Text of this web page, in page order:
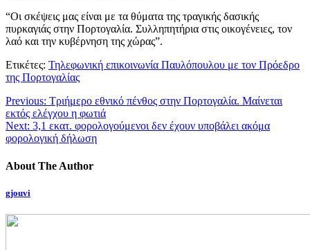
“Οι σκέψεις μας είναι με τα θύματα της τραγικής δασικής
πυρκαγιάς στην Πορτογαλία. Συλληπητήρια στις οικογένειες, τον
λαό και την κυβέρνηση της χώρας”.
Ετικέτες: Τηλεφωνική επικοινωνία Παυλόπουλου με τον Πρόεδρο
της Πορτογαλίας
Previous: Τριήμερο εθνικό πένθος στην Πορτογαλία. Μαίνεται
εκτός ελέγχου η φωτιά
Next: 3,1 εκατ. φορολογούμενοι δεν έχουν υποβάλει ακόμα
φορολογική δήλωση
About The Author
gjouvi